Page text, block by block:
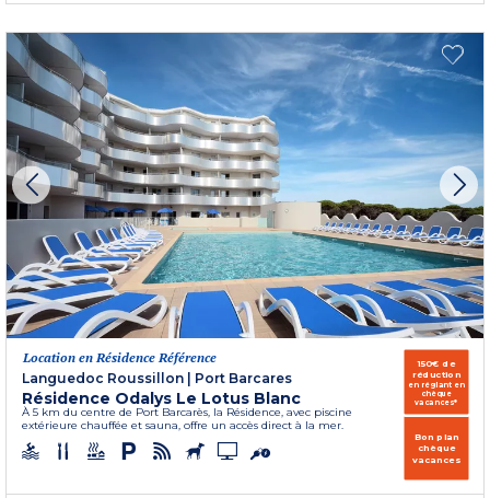
Location en Résidence Référence
Languedoc Roussillon | Port Barcares
Résidence Odalys Le Lotus Blanc
À 5 km du centre de Port Barcarès, la Résidence, avec piscine
extérieure chauffée et sauna, offre un accès direct à la mer.
150€ de
réduction
en réglant en
chèque
vacances*
Bon plan
chèque
vacances